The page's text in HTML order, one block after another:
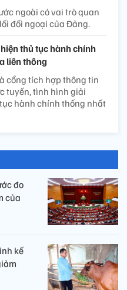
ngoài có vai trò quan
đối ngoại của Đảng.
thủ tục hành chính
liên thông
cổng tích hợp thông tin
tuyến, tình hình giải
hành chính thống nhất
đo
của
kế